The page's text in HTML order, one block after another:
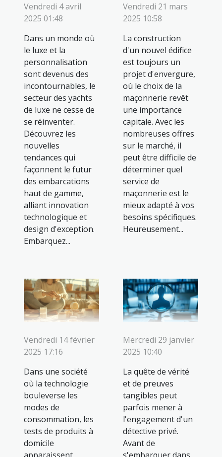
Vendredi 4 avril
2025 01:48
Dans un monde où
le luxe et la
personnalisation
sont devenus des
incontournables, le
secteur des yachts
de luxe ne cesse de
se réinventer.
Découvrez les
nouvelles
tendances qui
façonnent le futur
des embarcations
haut de gamme,
alliant innovation
technologique et
design d'exception.
Embarquez...
Vendredi 21 mars
2025 10:58
La construction
d'un nouvel édifice
est toujours un
projet d'envergure,
où le choix de la
maçonnerie revêt
une importance
capitale. Avec les
nombreuses offres
sur le marché, il
peut être difficile de
déterminer quel
service de
maçonnerie est le
mieux adapté à vos
besoins spécifiques.
Heureusement...
Vendredi 14 février
2025 17:16
Dans une société
où la technologie
bouleverse les
modes de
consommation, les
tests de produits à
domicile
Mercredi 29 janvier
2025 10:40
La quête de vérité
et de preuves
tangibles peut
parfois mener à
l'engagement d'un
détective privé.
Avant de